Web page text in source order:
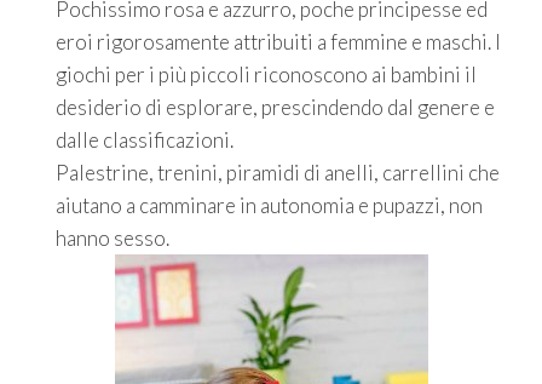
Pochissimo rosa e azzurro, poche principesse ed
eroi rigorosamente attribuiti a femmine e maschi. I
giochi per i più piccoli riconoscono ai bambini il
desiderio di esplorare, prescindendo dal genere e
dalle classificazioni.
Palestrine, trenini, piramidi di anelli, carrellini che
aiutano a camminare in autonomia e pupazzi, non
hanno sesso.